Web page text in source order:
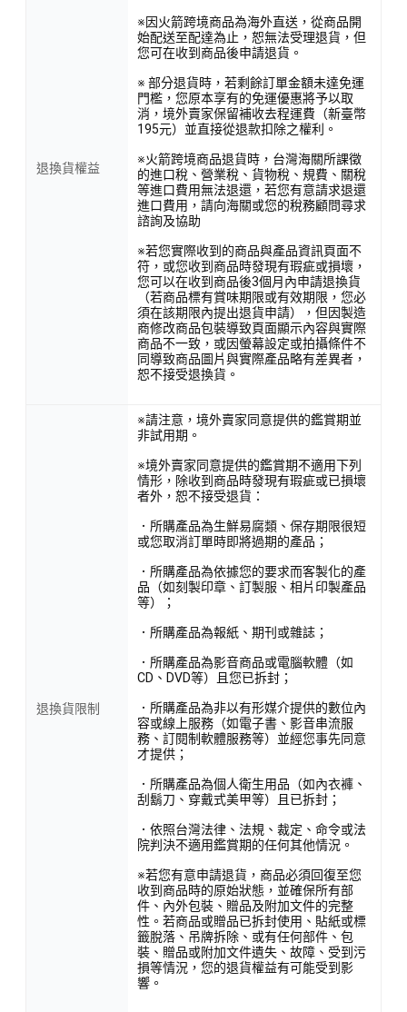
退換貨權益
※因火箭跨境商品為海外直送，從商品開
始配送至配達為止，恕無法受理退貨，但
您可在收到商品後申請退貨。
※ 部分退貨時，若剩餘訂單金額未達免運
門檻，您原本享有的免運優惠將予以取
消，境外賣家保留補收去程運費（新臺幣
195元）並直接從退款扣除之權利。
※火箭跨境商品退貨時，台灣海關所課徵
的進口稅、營業稅、貨物稅、規費、關稅
等進口費用無法退還，若您有意請求退還
進口費用，請向海關或您的稅務顧問尋求
諮詢及協助
※若您實際收到的商品與產品資訊頁面不
符，或您收到商品時發現有瑕疵或損壞，
您可以在收到商品後3個月內申請退換貨
（若商品標有賞味期限或有效期限，您必
須在該期限內提出退貨申請），但因製造
商修改商品包裝導致頁面顯示內容與實際
商品不一致，或因螢幕設定或拍攝條件不
同導致商品圖片與實際產品略有差異者，
恕不接受退換貨。
退換貨限制
※請注意，境外賣家同意提供的鑑賞期並
非試用期。
※境外賣家同意提供的鑑賞期不適用下列
情形，除收到商品時發現有瑕疵或已損壞
者外，恕不接受退貨：
．所購產品為生鮮易腐類、保存期限很短
或您取消訂單時即將過期的產品；
．所購產品為依據您的要求而客製化的產
品（如刻製印章、訂製服、相片印製產品
等）；
．所購產品為報紙、期刊或雜誌；
．所購產品為影音商品或電腦軟體（如
CD、DVD等）且您已拆封；
．所購產品為非以有形媒介提供的數位內
容或線上服務（如電子書、影音串流服
務、訂閱制軟體服務等）並經您事先同意
才提供；
．所購產品為個人衛生用品（如內衣褲、
刮鬍刀、穿戴式美甲等）且已拆封；
．依照台灣法律、法規、裁定、命令或法
院判決不適用鑑賞期的任何其他情況。
※若您有意申請退貨，商品必須回復至您
收到商品時的原始狀態，並確保所有部
件、內外包裝、贈品及附加文件的完整
性。若商品或贈品已拆封使用、貼紙或標
籤脫落、吊牌拆除、或有任何部件、包
裝、贈品或附加文件遺失、故障、受到污
損等情況，您的退貨權益有可能受到影
響。